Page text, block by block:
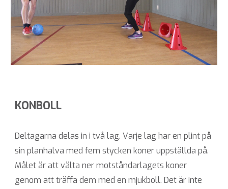
KONBOLL
Deltagarna delas in i två lag. Varje lag har en plint på
sin planhalva med fem stycken koner uppställda på.
Målet är att välta ner motståndarlagets koner
genom att träffa dem med en mjukboll. Det är inte